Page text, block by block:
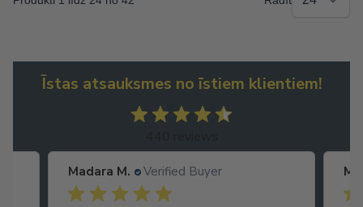
Īstas atsauksmes no īstiem klientiem!
Madara M. Verified Buyer